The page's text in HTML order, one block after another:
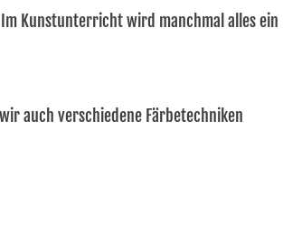
Kunstunterricht wird manchmal alles ein
auch verschiedene Färbetechniken